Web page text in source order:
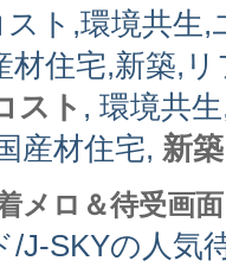
スト,環境共生
材住宅,新築,
スト , 環境共
産材住宅, 新築
メロ＆待受画
/J-SKYの人気